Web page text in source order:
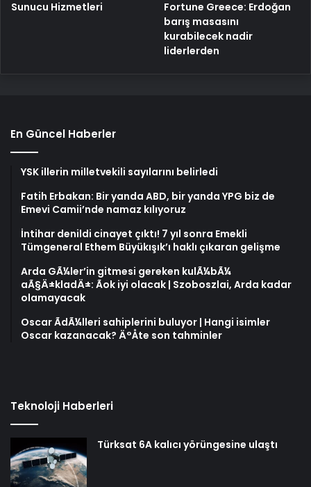
Sunucu Hizmetleri
Fortune Greece: Erdoğan
barış masasını
kurabilecek nadir
liderlerden
En Güncel Haberler
YSK illerin milletvekili sayılarını belirledi
Fatih Erbakan: Bir yanda ABD, bir yanda YPG biz de
Emevi Camii’nde namaz kılıyoruz
İntihar denildi cinayet çıktı! 7 yıl sonra Emekli
Tümgeneral Ethem Büyükışık’ı haklı çıkaran gelişme
Arda GÃ¼ler’in gitmesi gereken kulÃ¼bÃ¼
aÃ§Ä±kladÄ±: Ãok iyi olacak | Szoboszlai, Arda kadar
olamayacak
Oscar ÃdÃ¼lleri sahiplerini buluyor | Hangi isimler
Oscar kazanacak? Ä°Åte son tahminler
Teknoloji Haberleri
Türksat 6A kalıcı yörüngesine ulaştı